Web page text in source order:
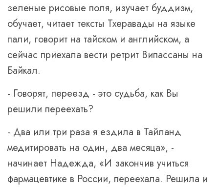
зеленые рисовые поля, изучает буддизм,
обучает, читает тексты Тхеравады на языке
пали, говорит на тайском и английском, а
сейчас приехала вести ретрит Випассаны на
Байкал.
- Говорят, переезд - это судьба, как Вы
решили переехать?
- Два или три раза я ездила в Тайланд
медитировать на один, два месяца», -
начинает Надежда, «И закончив учиться
фармацевтике в России, переехала. Решила и